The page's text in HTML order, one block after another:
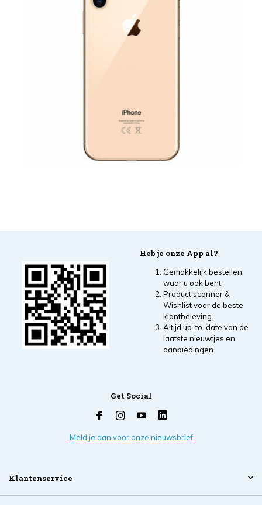
Heb je onze App al?
Gemakkelijk bestellen,
waar u ook bent.
Product scanner &
Wishlist voor de beste
klantbeleving.
Altijd up-to-date van de
laatste nieuwtjes en
aanbiedingen
Get Social
Meld je aan voor onze nieuwsbrief
Klantenservice